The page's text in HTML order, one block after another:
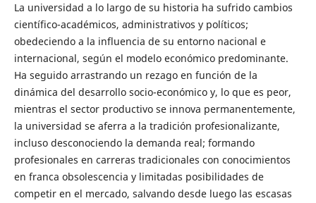
La universidad a lo largo de su historia ha sufrido cambios
científico-académicos, administrativos y políticos;
obedeciendo a la influencia de su entorno nacional e
internacional, según el modelo económico predominante.
Ha seguido arrastrando un rezago en función de la
dinámica del desarrollo socio-económico y, lo que es peor,
mientras el sector productivo se innova permanentemente,
la universidad se aferra a la tradición profesionalizante,
incluso desconociendo la demanda real; formando
profesionales en carreras tradicionales con conocimientos
en franca obsolescencia y limitadas posibilidades de
competir en el mercado, salvando desde luego las escasas